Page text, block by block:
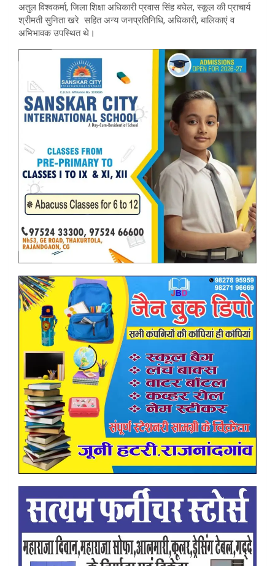
अतुल विश्वकर्मा, जिला शिक्षा अधिकारी प्रवास सिंह बघेल, स्कूल की प्राचार्य
श्रीमती सुनिता खरे सहित अन्य जनप्रतिनिधि, अधिकारी, बालिकाएं व
अभिभावक उपस्थित थे।